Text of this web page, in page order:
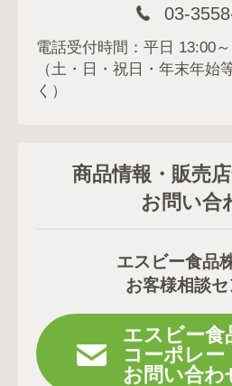
03-
電話受付時間：平日 13:00
（土・日・祝日・年末年始
く）
商品情報・販売
お問い合
エスビー食品
お客様相談
エスビー食
コーポレー
お問い合わ